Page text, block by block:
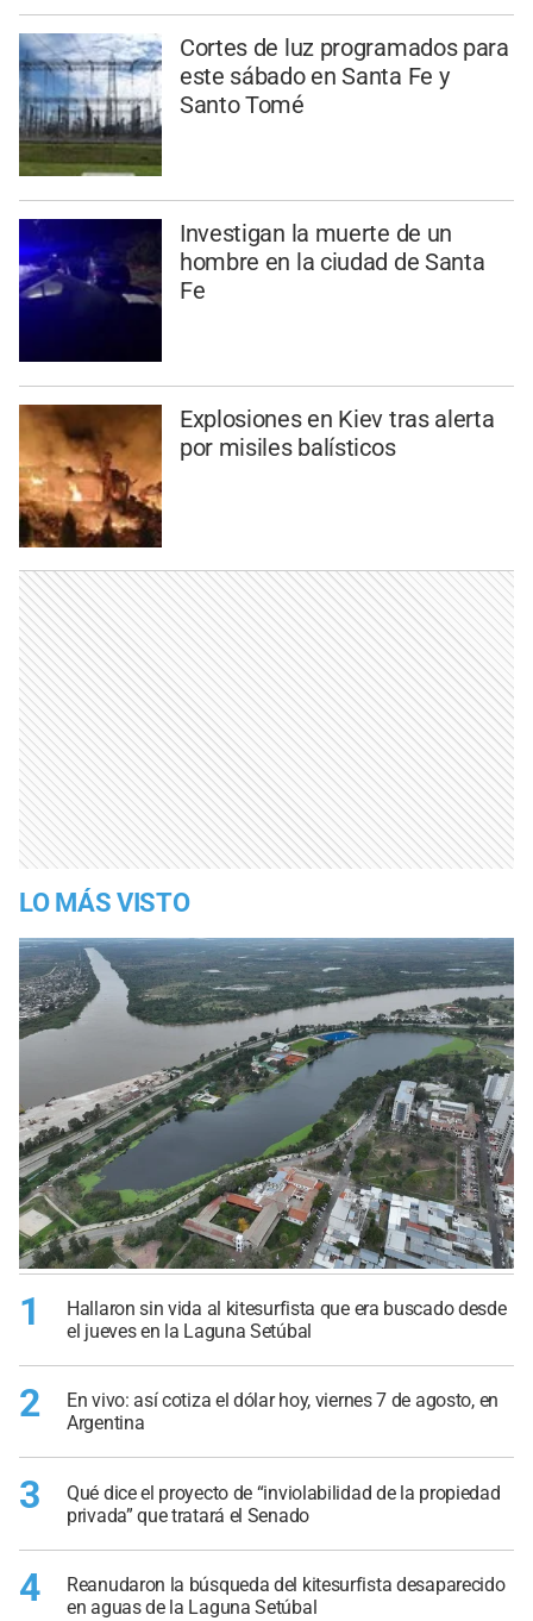
Cortes de luz programados para
este sábado en Santa Fe y
Santo Tomé
Investigan la muerte de un
hombre en la ciudad de Santa
Fe
Explosiones en Kiev tras alerta
por misiles balísticos
LO MÁS VISTO
1
Hallaron sin vida al kitesurfista que era buscado desde
el jueves en la Laguna Setúbal
2
En vivo: así cotiza el dólar hoy, viernes 7 de agosto, en
Argentina
3
Qué dice el proyecto de “inviolabilidad de la propiedad
privada” que tratará el Senado
4
Reanudaron la búsqueda del kitesurfista desaparecido
en aguas de la Laguna Setúbal